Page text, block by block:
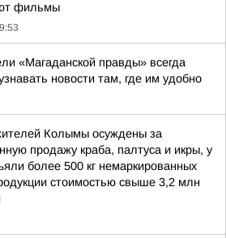
фильмы
«Магаданской правды» всегда
новости там, где им удобно
Колымы осуждены за
продажу краба, палтуса и икры, у
более 500 кг немаркированных
стоимостью свыше 3,2 млн